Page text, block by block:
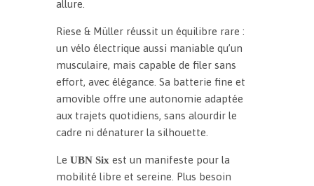
allure.
Riese & Müller réussit un équilibre rare :
un vélo électrique aussi maniable qu’un
musculaire, mais capable de filer sans
effort, avec élégance. Sa batterie fine et
amovible offre une autonomie adaptée
aux trajets quotidiens, sans alourdir le
cadre ni dénaturer la silhouette.
Le UBN Six est un manifeste pour la
mobilité libre et sereine. Plus besoin